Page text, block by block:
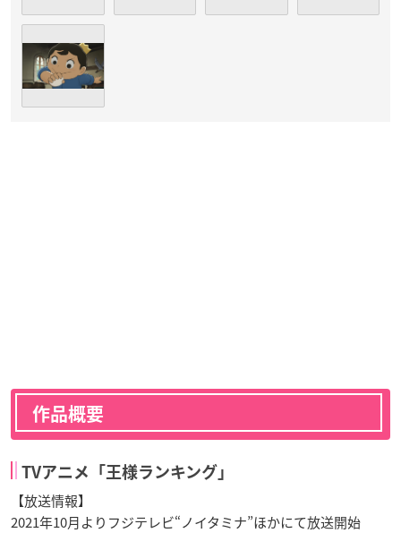
作品概要
TVアニメ「王様ランキング」
【放送情報】
2021年10月よりフジテレビ“ノイタミナ”ほかにて放送開始